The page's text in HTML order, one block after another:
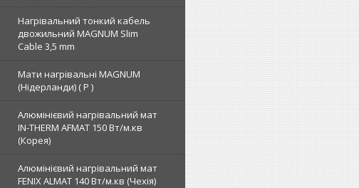
Нагрівальний тонкий кабель
двожильний MAGNUM Slim
Cable 3,5 mm
Мати нагрівальні MAGNUM
(Нідерланди) ( Р )
Алюмінієвий нагрівальний мат
IN-THERM AFMAT 150 Вт/м.кв
(Корея)
Алюмінієвий нагрівальний мат
FENIX ALMAT 140 Вт/м.кв (Чехія)